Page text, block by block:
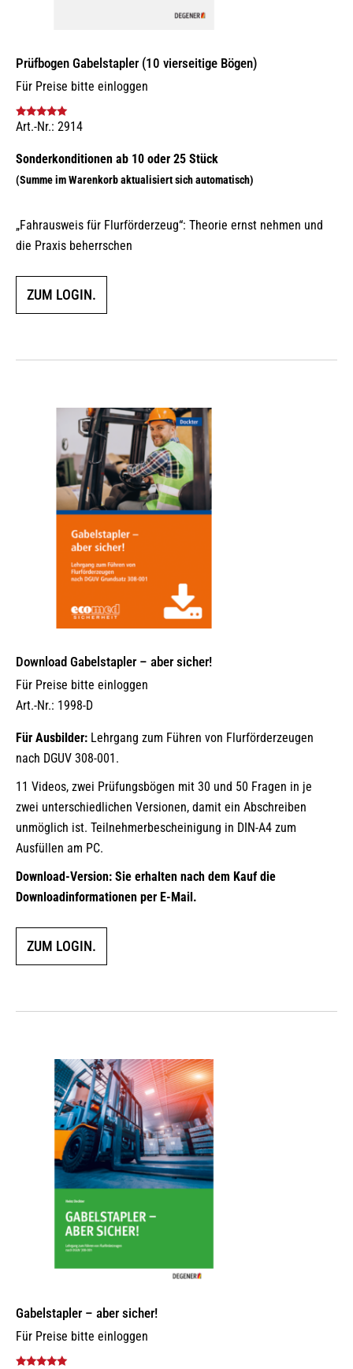
Prüfbogen Gabelstapler (10 vierseitige Bögen)
Für Preise bitte einloggen
Bewertet mit
Art.-Nr.: 2914
„Fahrausweis für Flurförderzeug“: Theorie ernst nehmen und
die Praxis beherrschen
ZUM LOGIN.
Download Gabelstapler – aber sicher!
Für Preise bitte einloggen
Art.-Nr.: 1998-D
Für Ausbilder: Lehrgang zum Führen von Flurförderzeugen
nach DGUV 308-001.
11 Videos, zwei Prüfungsbögen mit 30 und 50 Fragen in je
zwei unterschiedlichen Versionen, damit ein Abschreiben
unmöglich ist. Teilnehmerbescheinigung in DIN-A4 zum
Ausfüllen am PC.
Download-Version: Sie erhalten nach dem Kauf die
Downloadinformationen per E-Mail.
ZUM LOGIN.
Gabelstapler – aber sicher!
Für Preise bitte einloggen